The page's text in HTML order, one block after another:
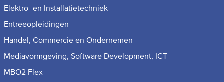
Elektro- en Installatietechniek
Entreeopleidingen
Handel, Commercie en Ondernemen
Mediavormgeving, Software Development, ICT
MBO2 Flex